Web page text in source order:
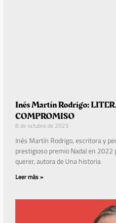
Inés Martín Rodrigo:
COMPROMISO
8 de octubre de 2023
Inés Martín Rodrigo, escritora y
prestigioso premio Nadal en
querer, autora de Una historia
Leer más »